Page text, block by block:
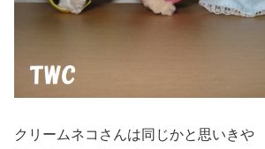
クリームネコさんは同じかと思いきや